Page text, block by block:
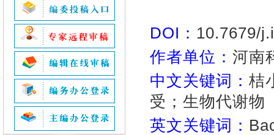
DOI： 10.7679/
作者单位： 河南
中文关键词： 桔
受；生物代谢物
英文关键词：